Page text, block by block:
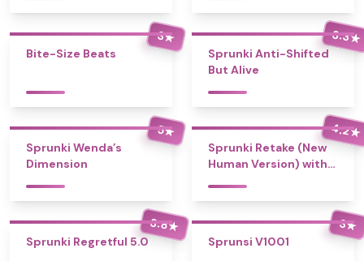
3★
Bite-Size Beats
3.3★
Sprunki Anti-Shifted
But Alive
5★
Sprunki Wenda’s
Dimension
4.2★
Sprunki Retake (New
Human Version) with
3.8★
Sprunki Regretful 5.0
3★
Sprunsi V1001